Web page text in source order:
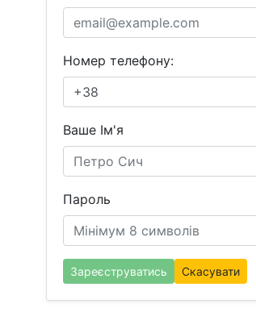
Номер телефону:
Ваше Ім'я
Пароль
Зареєструватись Скасувати